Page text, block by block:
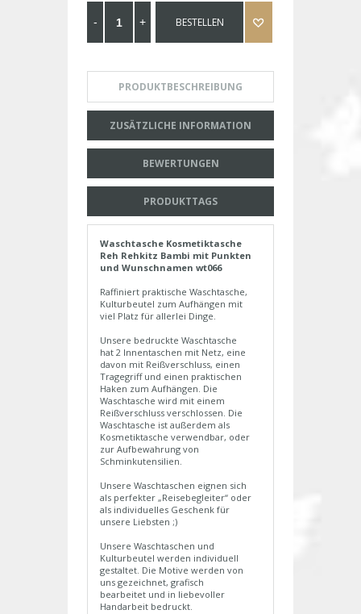
BESTELLEN
PRODUKTBESCHREIBUNG
ZUSÄTZLICHE INFORMATION
BEWERTUNGEN
PRODUKTTAGS
Waschtasche Kosmetiktasche
Reh Rehkitz Bambi mit Punkten
und Wunschnamen wt066
Raffiniert praktische Waschtasche,
Kulturbeutel zum Aufhängen mit
viel Platz für allerlei Dinge.
Unsere bedruckte Waschtasche
hat 2 Innentaschen mit Netz, eine
davon mit Reißverschluss, einen
Tragegriff und einen praktischen
Haken zum Aufhängen. Die
Waschtasche wird mit einem
Reißverschluss verschlossen. Die
Waschtasche ist außerdem als
Kosmetiktasche verwendbar, oder
zur Aufbewahrung von
Schminkutensilien.
Unsere Waschtaschen eignen sich
als perfekter „Reisebegleiter“ oder
als individuelles Geschenk für
unsere Liebsten ;)
Unsere Waschtaschen und
Kulturbeutel werden individuell
gestaltet. Die Motive werden von
uns gezeichnet, grafisch
bearbeitet und in liebevoller
Handarbeit bedruckt.